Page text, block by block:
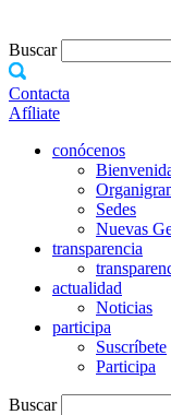
Buscar
Contacta
Afíliate
conócenos
Sedes
Nuevas
transparencia
actualidad
Noticias
participa
Suscríbete
Participa
Buscar